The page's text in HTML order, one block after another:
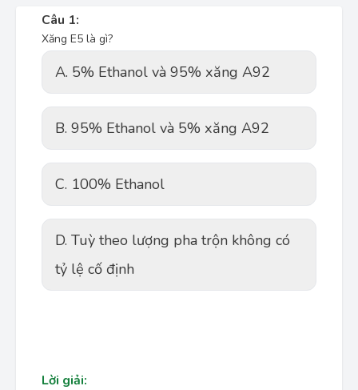
Câu 1:
Xăng E5 là gì?
A. 5% Ethanol và 95% xăng A92
B. 95% Ethanol và 5% xăng A92
C. 100% Ethanol
D. Tuỳ theo lượng pha trộn không có
tỷ lệ cố định
Lời giải: